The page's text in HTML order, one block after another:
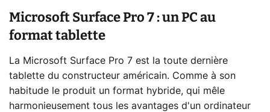
Microsoft Surface Pro 7 : un PC au
format tablette
La Microsoft Surface Pro 7 est la toute dernière
tablette du constructeur américain. Comme à son
habitude le produit un format hybride, qui mêle
harmonieusement tous les avantages d'un ordinateur